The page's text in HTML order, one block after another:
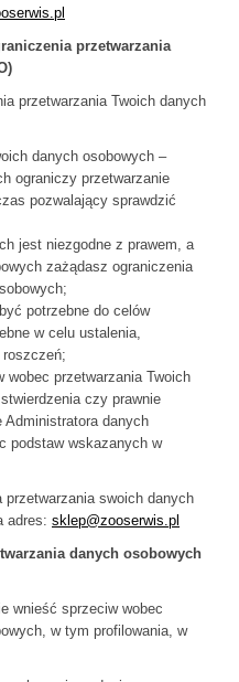
przetwarzania
przetwarzania Twoich danych
danych osobowych –
ograniczy przetwarzanie
pozwalający sprawdzić
jest niezgodne z prawem, a
zażądasz ograniczenia
potrzebne do celów
w celu ustalenia,
roszczeń;
wobec przetwarzania Twoich
czy prawnie
Administratora danych
podstaw wskazanych w
swoich danych
adres: sklep@zooserwis.pl
danych osobowych
wnieść sprzeciw wobec
w tym profilowania, w